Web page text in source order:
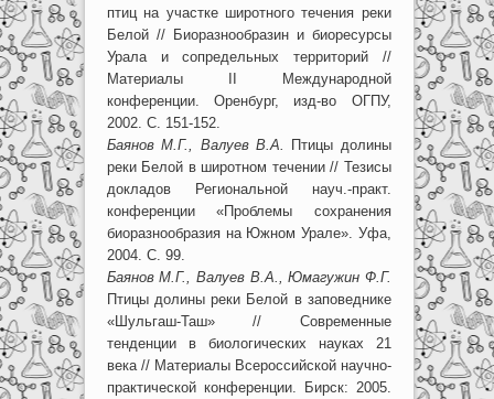
птиц на участке широтного течения реки
Белой // Биоразнообразин и биоресурсы
Урала и сопредельных территорий //
Материалы II Международной
конференции. Оренбург, изд-во ОГПУ,
2002. С. 151-152.
Баянов М.Г., Валуев В.А.
Птицы долины
реки Белой в широтном течении // Тезисы
докладов Региональной науч.-практ.
конференции «Проблемы сохранения
биоразнообразия на Южном Урале». Уфа,
2004. С. 99.
Баянов М.Г., Валуев В.А., Юмагужин Ф.Г.
Птицы долины реки Белой в заповеднике
«Шульгаш-Таш» // Современные
тенденции в биологических науках 21
века // Материалы Всероссийской научно-
практической конференции. Бирск: 2005.